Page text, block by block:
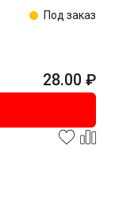
Под заказ
28.00 ₽